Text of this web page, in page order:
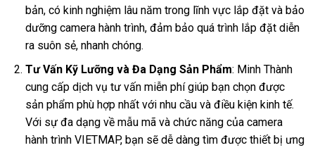
bản, có kinh nghiệm lâu năm trong lĩnh vực lắp đặt và bảo
dưỡng camera hành trình, đảm bảo quá trình lắp đặt diễn
ra suôn sẻ, nhanh chóng.
Tư Vấn Kỹ Lưỡng và Đa Dạng Sản Phẩm: Minh Thành
cung cấp dịch vụ tư vấn miễn phí giúp bạn chọn được
sản phẩm phù hợp nhất với nhu cầu và điều kiện kinh tế.
Với sự đa dạng về mẫu mã và chức năng của camera
hành trình VIETMAP, bạn sẽ dễ dàng tìm được thiết bị ưng